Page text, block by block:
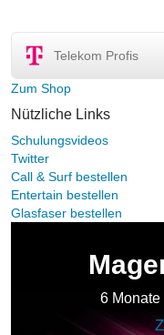
Telekom Profis
Zum Shop
Nützliche Links
Schulungsvideos
Twitter
Call & Surf bestellen
Entertain bestellen
Glasfaser bestellen
6